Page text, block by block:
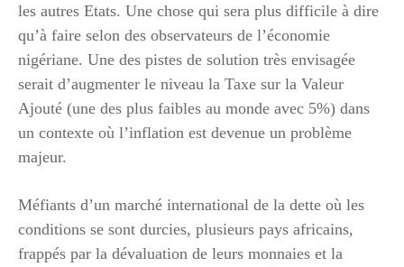
les autres Etats. Une chose qui sera plus difficile à dire
qu’à faire selon des observateurs de l’économie
nigériane. Une des pistes de solution très envisagée
serait d’augmenter le niveau la Taxe sur la Valeur
Ajouté (une des plus faibles au monde avec 5%) dans
un contexte où l’inflation est devenue un problème
majeur.
Méfiants d’un marché international de la dette où les
conditions se sont durcies, plusieurs pays africains,
frappés par la dévaluation de leurs monnaies et la